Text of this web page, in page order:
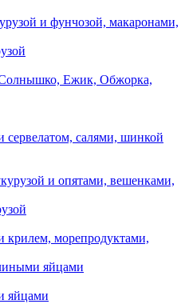
и фунчозой, макаронами,
Солнышко, Ежик, Обжорка,
сервелатом, салями, шинкой
и опятами, вешенками,
крилем, морепродуктами,
яйцами